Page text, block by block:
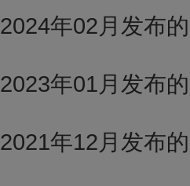
2024年02月发布
2023年01月发布
2021年12月发布